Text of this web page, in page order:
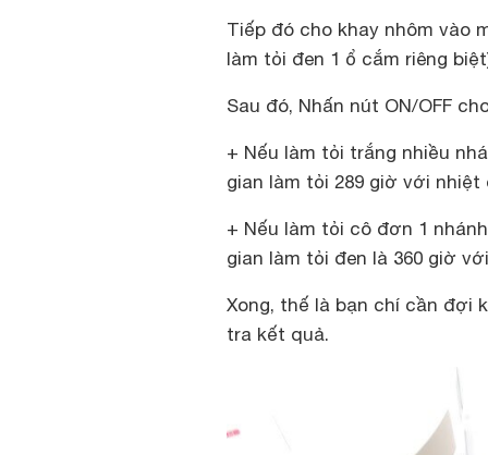
Tiếp đó cho khay nhôm vào
làm tỏi đen 1 ổ cắm riêng
Sau đó, Nhấn nút ON/OFF
+ Nếu làm tỏi trắng nhiều
gian làm tỏi 289 giờ với nhiệt
+ Nếu làm tỏi cô đơn 1
gian làm tỏi đen là 360 giờ
Xong, thế là bạn chí cần đợi
tra kết quả.